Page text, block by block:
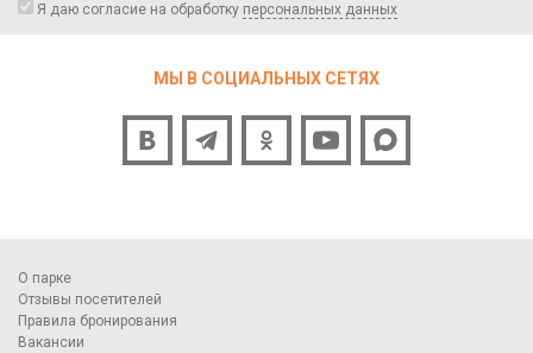
Я даю согласие на обработку персональных данных
МЫ В СОЦИАЛЬНЫХ СЕТЯХ
О парке
Отзывы посетителей
Правила бронирования
Вакансии